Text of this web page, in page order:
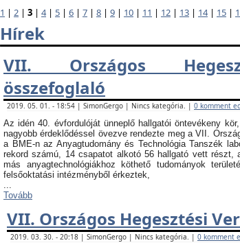
1 | 2 | 3 | 4| 5 | 6 | 7 | 8 | 9 | 10 | 11 | 12 | 13 | 14| 15 |
Hírek
VII. Országos
összefoglaló
2019. 05. 01. - 18:54 | SimonGergo | Nincs kategória. | 0 komment
Az idén 40. évfordulóját ünneplő hallgatói öntevékeny
nagyobb érdeklődéssel övezve rendezte meg a VII.
a BME-n az Anyagtudomány és Technológia Tanszék
rekord számú, 14 csapatot alkotó 56 hallgató vett részt,
más anyagtechnológiákhoz köthető tudományok
felsőoktatási intézményből érkeztek,
...
Tovább
VII. Országos Hegesztési
2019. 03. 30. - 20:18 | SimonGergo | Nincs kategória. | 0 komment